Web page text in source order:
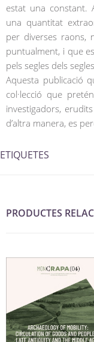
estat una constant.
una quantitat
per diverses
puntualment, i que
pels segles dels
Aquesta publicació
col·lecció que
investigadors,
d’altra manera, es
ETIQUETES
PRODUCTES